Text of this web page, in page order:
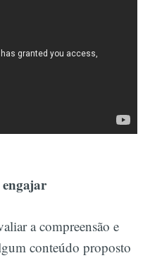
a compreensão e
conteúdo proposto